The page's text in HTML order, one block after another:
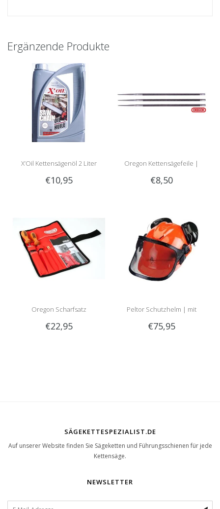
Ergänzende Produkte
X’Oil Kettensägenöl 2 Liter
€10,95
Oregon Kettensägefeile |
Rundfeile
€8,50
Oregon Scharfsatz
€22,95
Peltor Schutzhelm | mit
Optime 2 Gehörschutz und
€75,95
SÄGEKETTESPEZIALIST.DE
Auf unserer Website finden Sie Sägeketten und Führungsschienen für jede
Kettensäge.
NEWSLETTER